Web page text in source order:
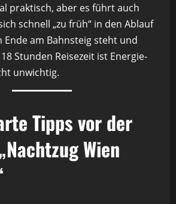
praktisch, aber es führt auch
schnell „zu früh“ in den Ablauf
Ende am Bahnsteig steht und
Stunden Reisezeit ist Energie-
unwichtig.
Tipps vor der
Wien